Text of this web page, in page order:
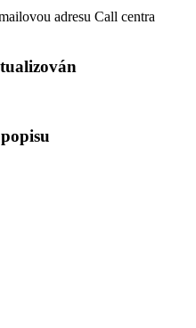
adresu Call centra